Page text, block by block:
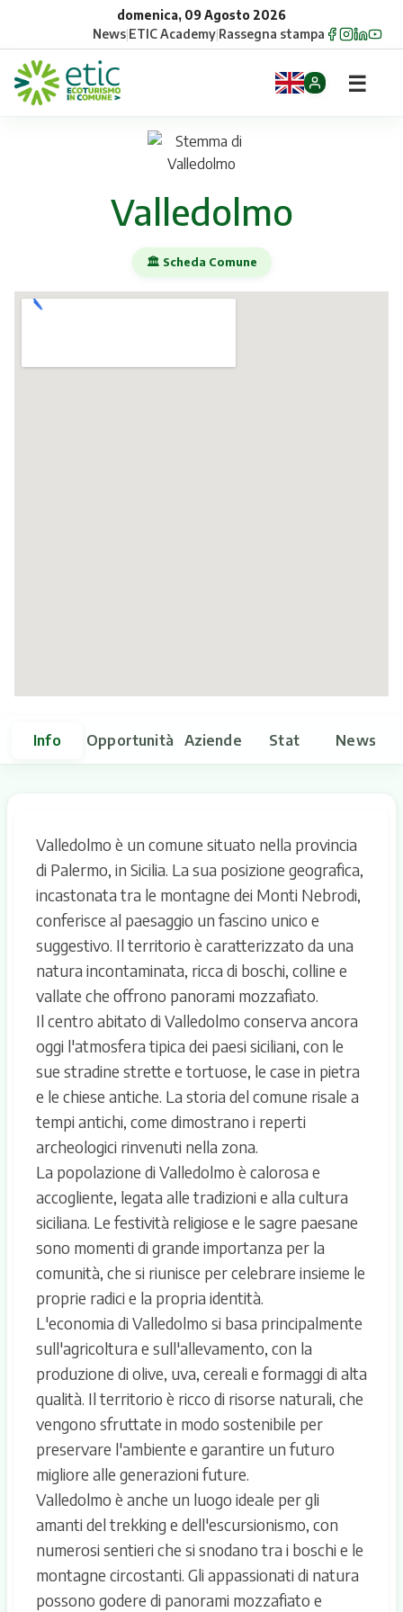
domenica, 09 Agosto 2026
News|ETIC Academy|Rassegna stampa
Eventi
☰
Valledolmo
🏛️ Scheda Comune
Info Opportunità Aziende Stat News
Valledolmo è un comune situato nella provincia
di Palermo, in Sicilia. La sua posizione geografica,
incastonata tra le montagne dei Monti Nebrodi,
conferisce al paesaggio un fascino unico e
suggestivo. Il territorio è caratterizzato da una
natura incontaminata, ricca di boschi, colline e
vallate che offrono panorami mozzafiato.
Il centro abitato di Valledolmo conserva ancora
oggi l'atmosfera tipica dei paesi siciliani, con le
sue stradine strette e tortuose, le case in pietra
e le chiese antiche. La storia del comune risale a
tempi antichi, come dimostrano i reperti
archeologici rinvenuti nella zona.
La popolazione di Valledolmo è calorosa e
accogliente, legata alle tradizioni e alla cultura
siciliana. Le festività religiose e le sagre paesane
sono momenti di grande importanza per la
comunità, che si riunisce per celebrare insieme le
proprie radici e la propria identità.
L'economia di Valledolmo si basa principalmente
sull'agricoltura e sull'allevamento, con la
produzione di olive, uva, cereali e formaggi di alta
qualità. Il territorio è ricco di risorse naturali, che
vengono sfruttate in modo sostenibile per
preservare l'ambiente e garantire un futuro
migliore alle generazioni future.
Valledolmo è anche un luogo ideale per gli
amanti del trekking e dell'escursionismo, con
numerosi sentieri che si snodano tra i boschi e le
montagne circostanti. Gli appassionati di natura
possono godere di panorami mozzafiato e